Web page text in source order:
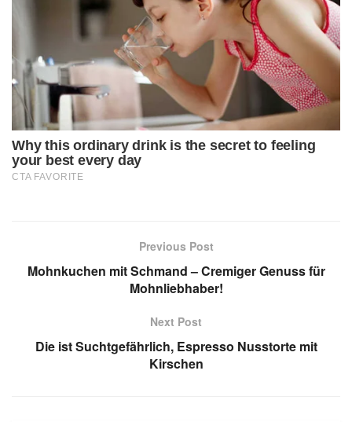
Previous Post
Mohnkuchen mit Schmand – Cremiger Genuss für
Mohnliebhaber!
Next Post
Die ist Suchtgefährlich, Espresso Nusstorte mit
Kirschen